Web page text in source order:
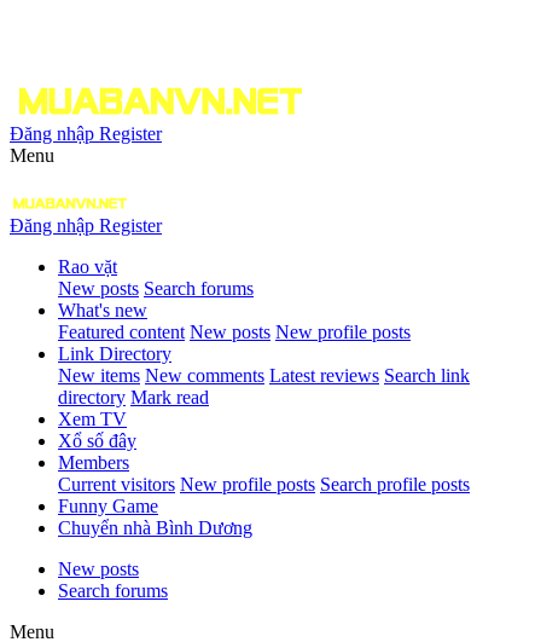
Đăng nhập Register
Menu
Đăng nhập Register
Rao vặt
New posts Search forums
What's new
Featured content New posts New profile posts
Link Directory
New items New comments Latest reviews Search link
directory Mark read
Xem TV
Xổ số đây
Members
Current visitors New profile posts Search profile posts
Funny Game
Chuyển nhà Bình Dương
New posts
Search forums
Menu